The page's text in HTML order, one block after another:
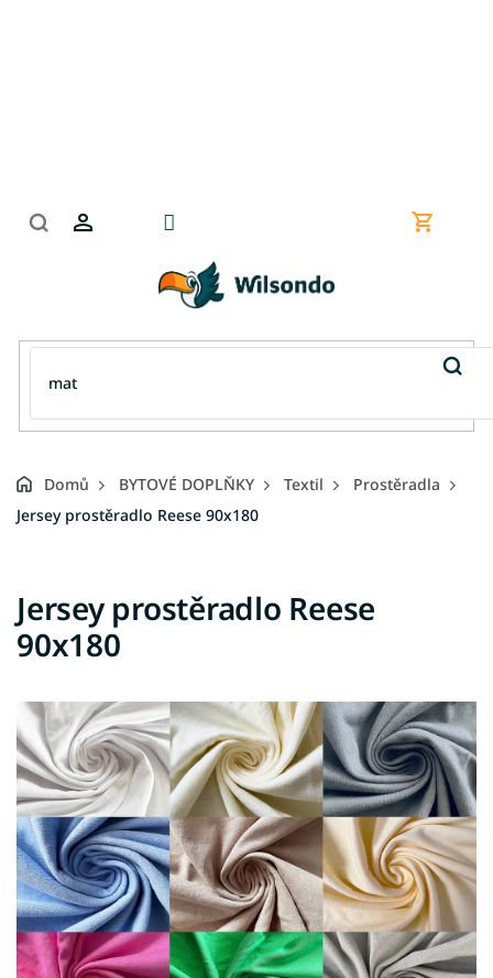
Nákupní
Domů BYTOVÉ DOPLŇKY Textil
Prostěradla
Jersey prostěradlo Reese 90x180
Jersey prostěradlo Reese
90x180